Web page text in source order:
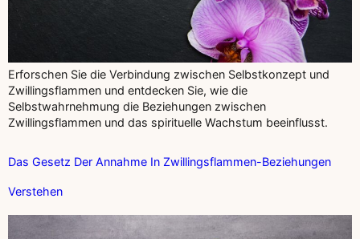
Erforschen Sie die Verbindung zwischen Selbstkonzept und
Zwillingsflammen und entdecken Sie, wie die
Selbstwahrnehmung die Beziehungen zwischen
Zwillingsflammen und das spirituelle Wachstum beeinflusst.
Das Gesetz Der Annahme In Zwillingsflammen-Beziehungen
Verstehen